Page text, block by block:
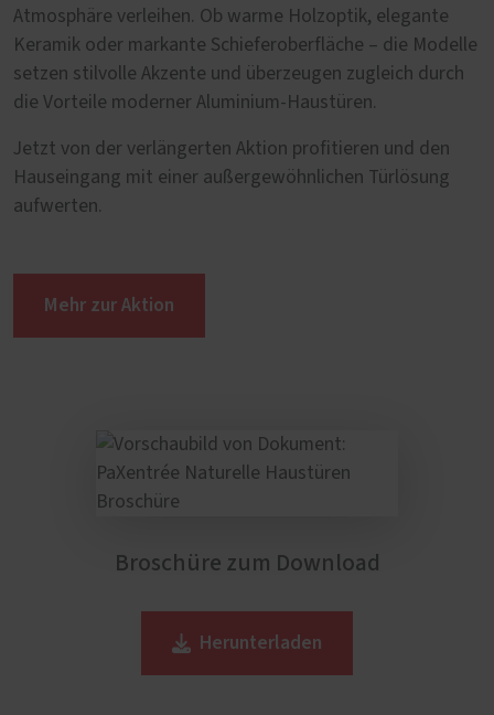
Atmosphäre verleihen. Ob warme Holzoptik, elegante
Keramik oder markante Schieferoberfläche – die Modelle
setzen stilvolle Akzente und überzeugen zugleich durch
die Vorteile moderner Aluminium-Haustüren.
Jetzt von der verlängerten Aktion profitieren und den
Hauseingang mit einer außergewöhnlichen Türlösung
aufwerten.
Mehr zur Aktion
Broschüre zum Download
Herunterladen